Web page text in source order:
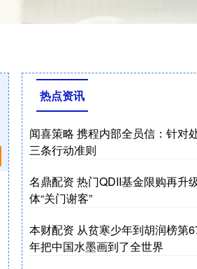
热点资讯
闻喜策略 携程内部全员信：针对
三条行动准则
名鼎配资 热门QDII基金限购再升
体“关门谢客”
本财配资 从贫寒少年到胡润榜第
年把中国水墨画到了全世界